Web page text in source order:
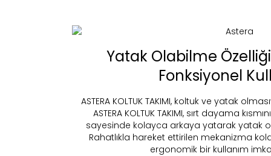
Yatak Olabilme
Fonksiyonel
ASTERA KOLTUK TAKIMI, koltuk ve yatak
ASTERA KOLTUK TAKIMI, sırt dayama
sayesinde kolayca arkaya yatarak yatak
Rahatlıkla hareket ettirilen mekanizma
ergonomik bir kullanım
Bu ürün